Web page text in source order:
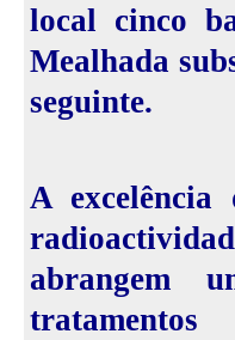
local cinco
Mealhada
seguinte.
A
abrangem